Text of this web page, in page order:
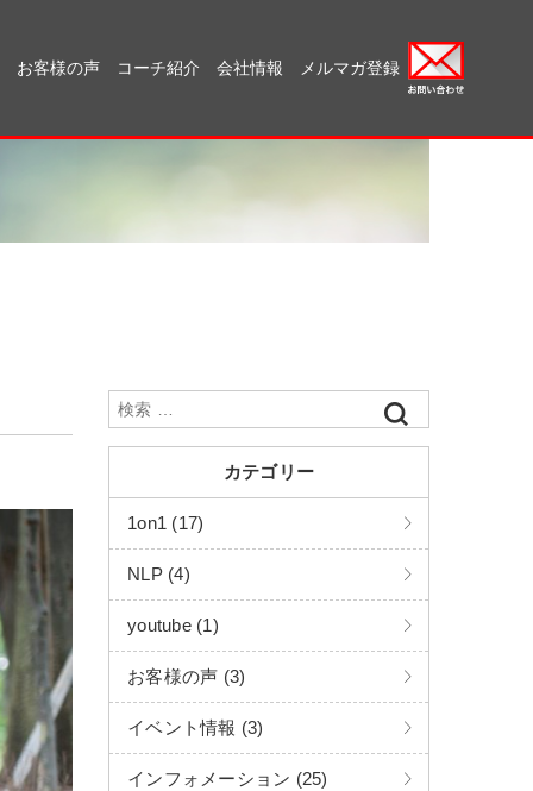
お客様の声 コーチ紹介 会社情報 メルマガ登録
カテゴリー
1on1 (17)
NLP (4)
youtube (1)
お客様の声 (3)
イベント情報 (3)
インフォメーション (25)